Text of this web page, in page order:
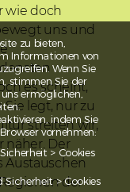
wie doch
uns und
es scheint,
legt, nur zu
streiten wir,
näher. Der
Austauschen
der
zu bieten,
Informationen von
Wenn Sie
stimmen Sie der
ermöglichen,
indem Sie
vornehmen:
> Cookies
> Cookies